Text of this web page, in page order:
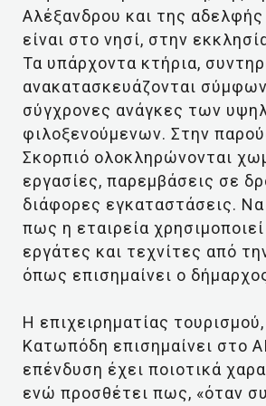
Αλέξανδρου και της
είναι στο νησί, στην
Τα υπάρχοντα κτήρια,
ανακατασκευάζονται
σύγχρονες ανάγκες των
φιλοξενούμενων. Στην
Σκορπιό ολοκληρώνονται
εργασίες, παρεμβάσεις σε
διάφορες εγκαταστάσεις.
πως η εταιρεία
εργάτες και τεχνίτες από
όπως επισημαίνει ο
Η επιχειρηματίας
Κατωπόδη επισημαίνει στο
επένδυση έχει ποιοτικά
ενώ προσθέτει πως, «όταν